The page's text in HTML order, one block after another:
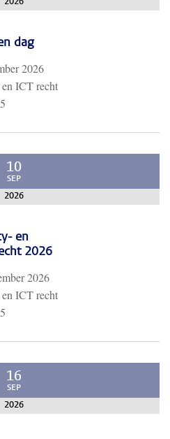
2026
dag
2026
ICT recht
10
SEP
2026
en
2026
2026
ICT recht
16
SEP
2026